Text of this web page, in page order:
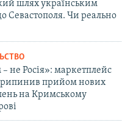
шлях українським
Севастополя. Чи реально
не Росія»: маркетплейс
прийом нових
на Кримському